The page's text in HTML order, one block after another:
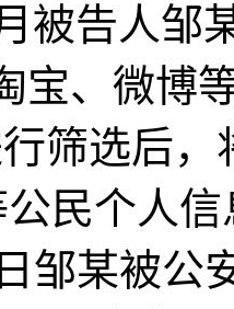
被告人邹
宝、微博
筛选后
民个人
邹某被公